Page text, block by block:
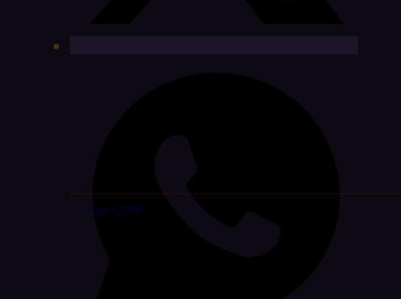
13 april 2019